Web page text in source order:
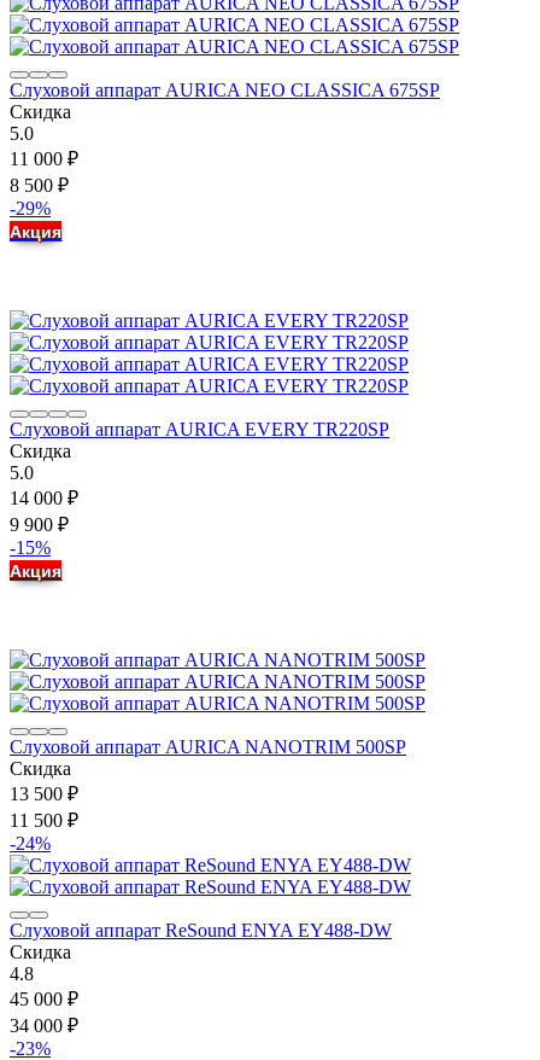
Слуховой аппарат AURICA NEO CLASSICA 675SP
Скидка
5.0
11 000 ₽
8 500 ₽
-29%
Акция
Слуховой аппарат AURICA EVERY TR220SP
Скидка
5.0
14 000 ₽
9 900 ₽
-15%
Акция
Слуховой аппарат AURICA NANOTRIM 500SP
Скидка
13 500 ₽
11 500 ₽
-24%
Слуховой аппарат ReSound ENYA EY488-DW
Скидка
4.8
45 000 ₽
34 000 ₽
-23%